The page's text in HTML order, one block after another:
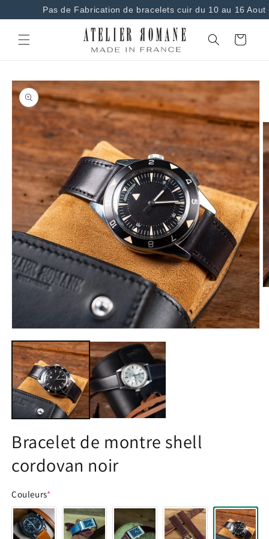
Pas de Fabrication de bracelets cuir du 10 au 16 Aout
passer
contenu
Panier
Passer aux
informations
produits
le
média
1
dans
une
fenêtre
modale
Bracelet de montre shell
cordovan noir
Couleurs*